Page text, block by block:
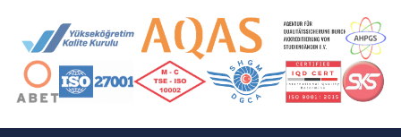
Akreditasyon ve Üyelik Logoları